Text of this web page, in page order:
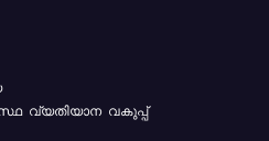
വ്യതിയാന വകുപ്പ്